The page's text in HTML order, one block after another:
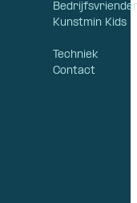
Kunstmin Kids
Techniek
Contact